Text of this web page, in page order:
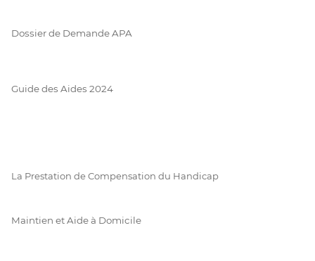
Dossier de Demande APA
Guide des Aides 2024
La Prestation de Compensation du Handicap
Maintien et Aide à Domicile